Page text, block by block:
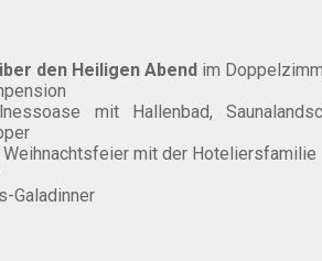
den Heiligen Abend im
mit Hallenbad,
mit der Hoteliersfamilie
Galadinner